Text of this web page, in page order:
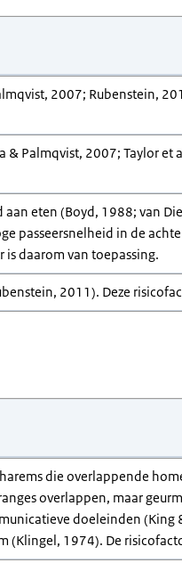
2007; Rubenstein,
Palmqvist, 2007; Taylor et
eten (Boyd, 1988; van
passeersnelheid in de
daarom van toepassing.
2011). Deze
die overlappende
overlappen, maar
doeleinden
1974). De